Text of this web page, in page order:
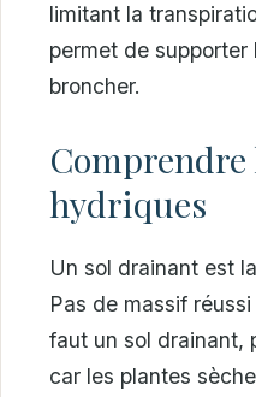
limitant la
permet de supporter
broncher.
Comprendre
hydriques
Un sol drainant est
Pas de massif
faut un sol drainant,
car les plantes